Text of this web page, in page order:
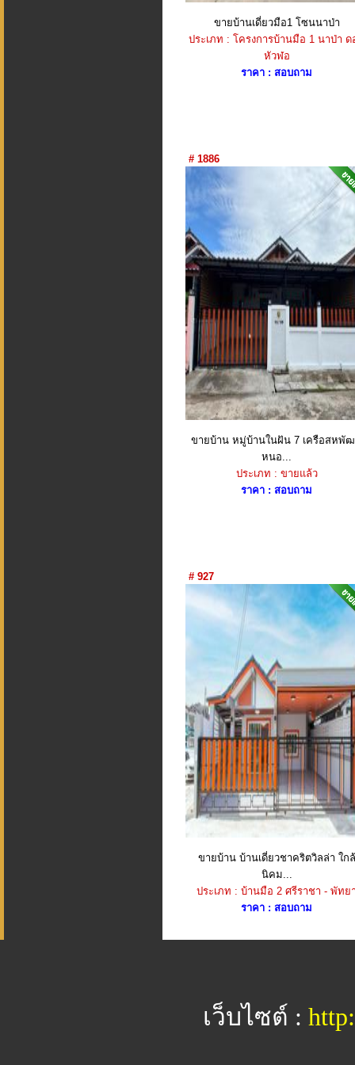
ขายบ้านเดี่ยวมือ1 โซนนาป่า​
ประเภท : โครงการบ้านมือ 1 นาป่า ด
หัวฬอ
ราคา : สอบถาม
# 1886
ขายบ้าน หมู่บ้านในฝัน 7 เครือสหพั
หนอ...
ประเภท : ขายแล้ว
ราคา : สอบถาม
# 927
ขายบ้าน บ้านเดี่ยวชาคริตวิลล่า ใกล้
นิคม...
ประเภท : บ้านมือ 2 ศรีราชา - พัทย
ราคา : สอบถาม
เว็บไซต์ :